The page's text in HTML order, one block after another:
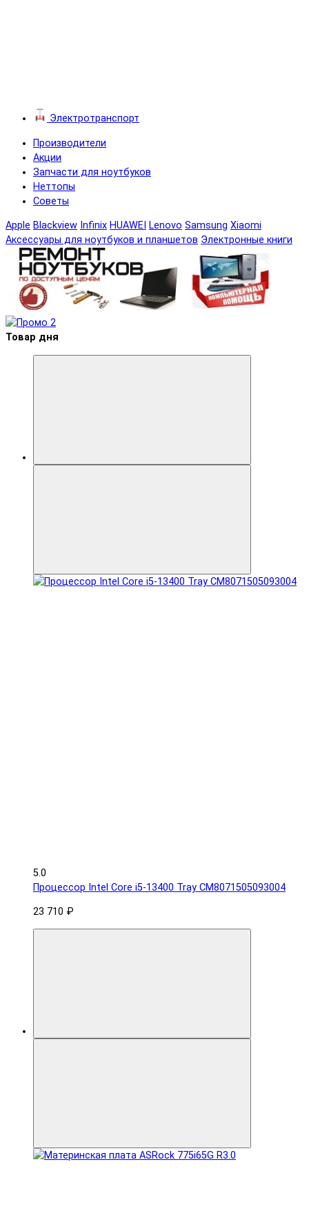
Электротранспорт
Производители
Акции
Запчасти для ноутбуков
Неттопы
Советы
Apple Blackview Infinix HUAWEI Lenovo Samsung Xiaomi
Аксессуары для ноутбуков и планшетов Электронные книги
Товар дня
5.0
Процессор Intel Core i5-13400 Tray CM8071505093004
23 710 ₽